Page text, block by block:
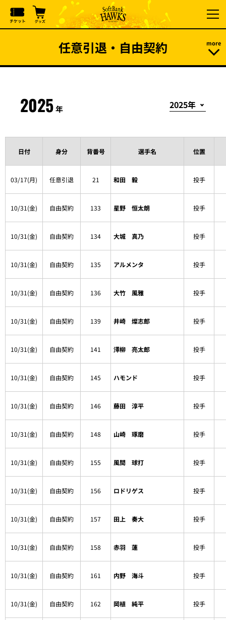
任意引退・自由契約
2025年
日付 身分 背番号 選手名 位置
03/17(月) 任意引退 21 和田 毅 投手
10/31(金) 自由契約 133 星野 恒太朗 投手
10/31(金) 自由契約 134 大城 真乃 投手
10/31(金) 自由契約 135 アルメンタ 投手
10/31(金) 自由契約 136 大竹 風雅 投手
10/31(金) 自由契約 139 井崎 燦志郎 投手
10/31(金) 自由契約 141 澤柳 亮太郎 投手
10/31(金) 自由契約 145 ハモンド 投手
10/31(金) 自由契約 146 藤田 淳平 投手
10/31(金) 自由契約 148 山崎 琢磨 投手
10/31(金) 自由契約 155 風間 球打 投手
10/31(金) 自由契約 156 ロドリゲス 投手
10/31(金) 自由契約 157 田上 奏大 投手
10/31(金) 自由契約 158 赤羽 蓮 投手
10/31(金) 自由契約 161 内野 海斗 投手
10/31(金) 自由契約 162 岡植 純平 投手